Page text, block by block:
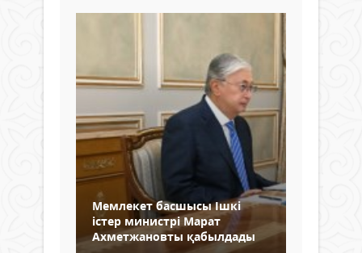
Мемлекет басшысы Ішкі
істер министрі Марат
Ахметжановты қабылдады